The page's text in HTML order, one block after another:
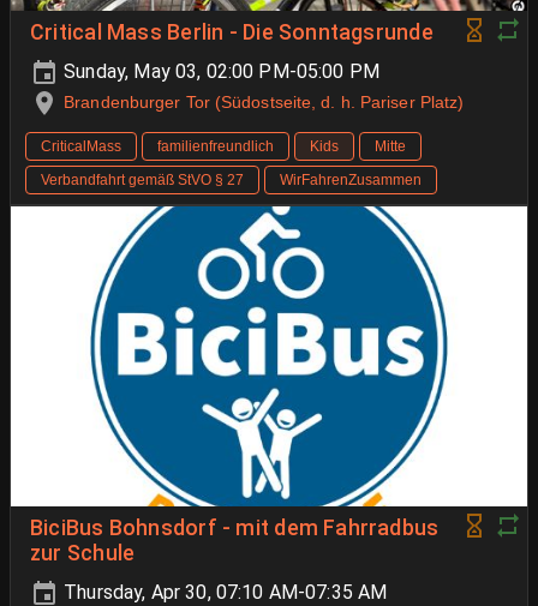
Critical Mass Berlin - Die Sonntagsrunde
Sunday, May 03, 02:00 PM-05:00 PM
Brandenburger Tor (Südostseite, d. h. Pariser Platz)
CriticalMass familienfreundlich Kids
Mitte
Verbandfahrt gemäß StVO § 27
WirFahrenZusammen
BiciBus Bohnsdorf - mit dem Fahrradbus
zur Schule
Thursday, Apr 30, 07:10 AM-07:35 AM